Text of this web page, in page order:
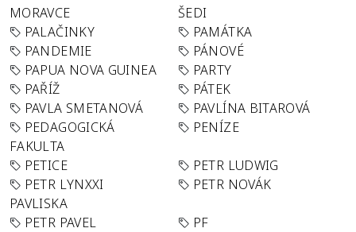
MORAVCE
ŠEDI
PALAČINKY
PAMÁTKA
PANDEMIE
PÁNOVÉ
PAPUA NOVA GUINEA
PARTY
PAŘÍŽ
PÁTEK
PAVLA SMETANOVÁ
PAVLÍNA BITAROVÁ
PEDAGOGICKÁ
FAKULTA
PENÍZE
PETICE
PETR LUDWIG
PETR LYNXXI
PAVLISKA
PETR NOVÁK
PETR PAVEL
PF